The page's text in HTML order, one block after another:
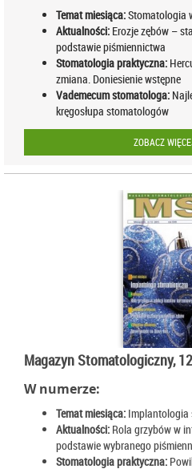
Temat miesiąca:Stomatologia
Aktualności: Erozje zębów –
podstawie piśmiennictwa
Stomatologia praktyczna:
zmiana. Doniesienie wstępne
Vademecum stomatologa:
kręgosłupa stomatologów
ZOBACZ
Magazyn Stomatologiczny,
W numerze:
Temat miesiąca: Implantologia
Aktualności: Rola grzybów w
podstawie wybranego
Stomatologia praktyczna: